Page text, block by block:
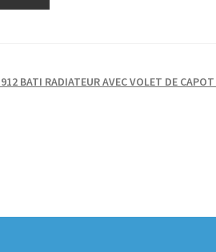
BATI RADIATEUR AVEC VOLET DE